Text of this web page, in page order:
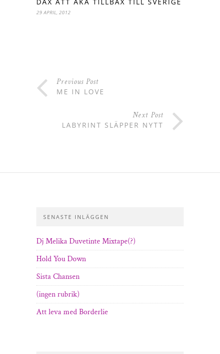
29 APRIL, 2012
Previous Post
ME IN LOVE
Next Post
LABYRINT SLÄPPER NYTT
SENASTE INLÄGGEN
Dj Melika Duvetinte Mixtape(?)
Hold You Down
Sista Chansen
(ingen rubrik)
Att leva med Borderlie